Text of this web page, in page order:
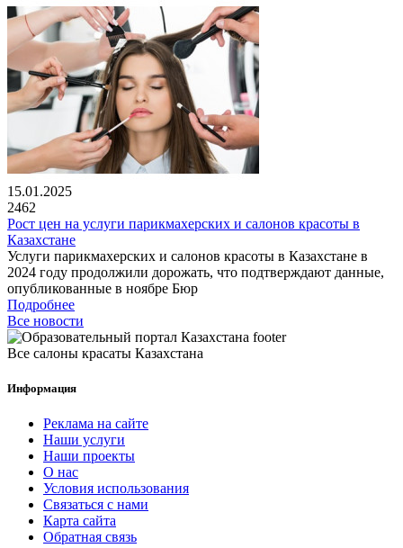
15.01.2025
2462
Рост цен на услуги парикмахерских и салонов красоты в
Казахстане
Услуги парикмахерских и салонов красоты в Казахстане в
2024 году продолжили дорожать, что подтверждают данные,
опубликованные в ноябре Бюр
Подробнее
Все новости
Все салоны красаты Казахстана
Информация
Реклама на сайте
Наши услуги
Наши проекты
О нас
Условия использования
Связаться с нами
Карта сайта
Обратная связь